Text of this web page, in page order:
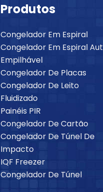
Produtos
Congelador Em Espiral
Congelador Em Espiral
Empilhável
Congelador De Placas
Congelador De Leito
Fluidizado
Painéis PIR
Congelador De Cartão
Congelador De Túnel De
Impacto
IQF Freezer
Congelador De Túnel